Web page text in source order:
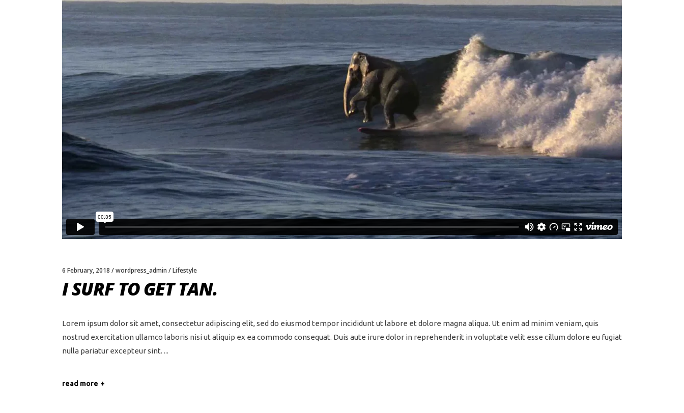
6 February, 2018 wordpress_admin Lifestyle
I SURF TO GET TAN.
Lorem ipsum dolor sit amet, consectetur adipiscing elit, sed do eiusmod tempor incididunt ut labore et dolore magna aliqua. Ut enim ad minim veniam, quis
nostrud exercitation ullamco laboris nisi ut aliquip ex ea commodo consequat. Duis aute irure dolor in reprehenderit in voluptate velit esse cillum dolore eu fugiat
nulla pariatur excepteur sint.
read more